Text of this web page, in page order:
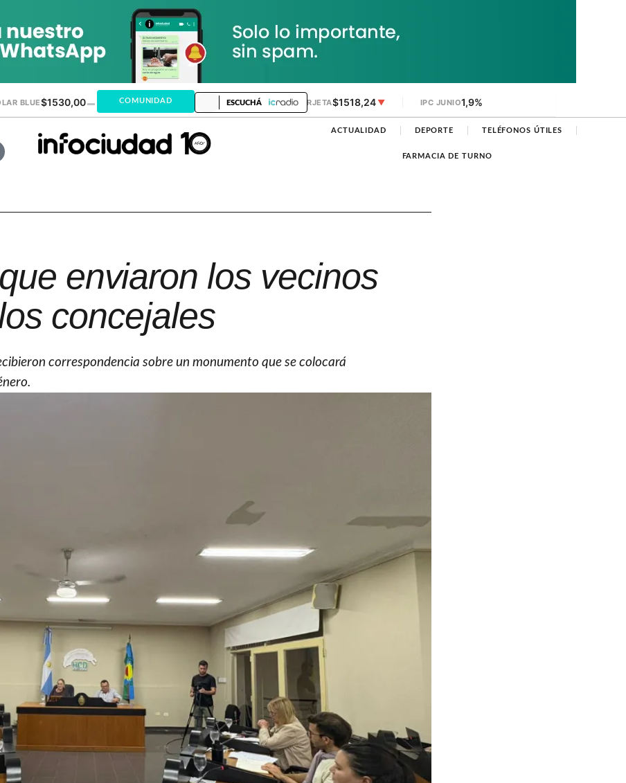
BLUE$1530,00▬ DÓLAR MEP ▬ DÓLAR TARJETA$1518,24▼ IPC JUNIO1,9%
COMUNIDAD ESCUCHÁ
ACTUALIDAD DEPORTE TELÉFONOS ÚTILES
FARMACIA DE TURNO
enviaron los vecinos
concejales
correspondencia sobre un monumento que se colocará